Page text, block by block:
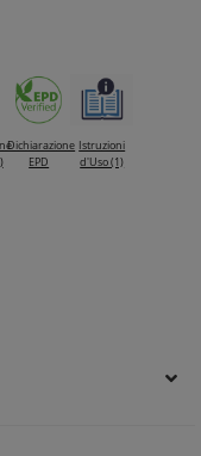
Dichiarazione
EPD
Istruzioni
d'Uso (1)